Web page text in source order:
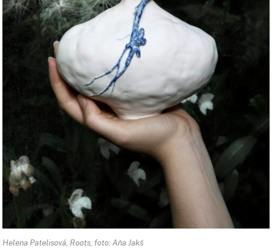
Helena Patelisová, Roots, foto: Aňa Jakš